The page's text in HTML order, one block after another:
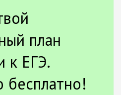
план
к ЕГЭ.
бесплатно!